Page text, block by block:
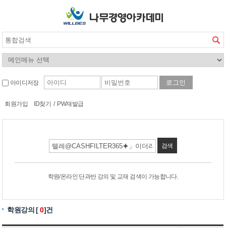
아이디저장
회원가입 ID찾기 / PW재발급
검색
학원/온라인 단과반 강의 및 교재 검색이 가능합니다.
학원강의 [0]건